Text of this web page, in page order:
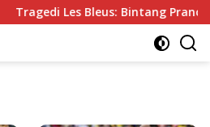
Les Bleus: Bintang Prancis